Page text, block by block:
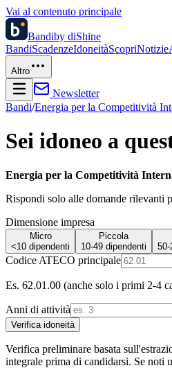
Vai al contenuto principale
Bandiby diShine
BandiScadenzeIdoneitàScopriNotizie
Altro
Newsletter
Bandi/Energia per la Competitività
Sei idoneo a
Energia per la Competitività
Rispondi solo alle domande rilevanti
Dimensione impresa
Micro
<10 dipendenti
Piccola
10-49 dipendenti
50-
Codice ATECO principale
Es. 62.01.00 (anche solo i primi 2-4
Anni di attività
Verifica idoneità
Verifica preliminare basata
integrale prima di candidarsi. Se noti